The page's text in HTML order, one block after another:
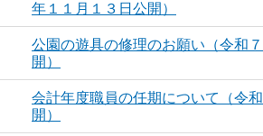
年１１月１３日公開）
公園の遊具の修理のお願い（令和
開）
会計年度職員の任期について（令
開）